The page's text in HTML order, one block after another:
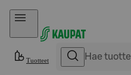
Hyppää sisältöön
Tuotteet